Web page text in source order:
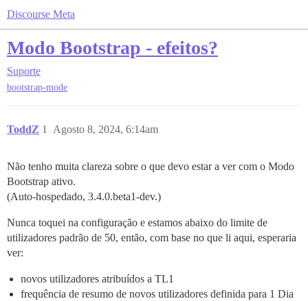
Discourse Meta
Modo Bootstrap - efeitos?
Suporte
bootstrap-mode
ToddZ Agosto 8, 2024, 6:14am
1
Não tenho muita clareza sobre o que devo estar a ver com o Modo
Bootstrap ativo.
(Auto-hospedado, 3.4.0.beta1-dev.)
Nunca toquei na configuração e estamos abaixo do limite de
utilizadores padrão de 50, então, com base no que li aqui, esperaria
ver:
novos utilizadores atribuídos a TL1
frequência de resumo de novos utilizadores definida para 1 Dia